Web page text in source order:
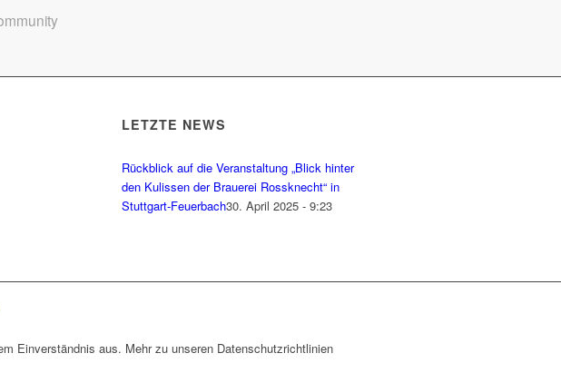
LETZTE NEWS
Rückblick auf die Veranstaltung „Blick hinter
den Kulissen der Brauerei Rossknecht“ in
Stuttgart-Feuerbach30. April 2025 - 9:23
Einverständnis aus. Mehr zu unseren Datenschutzrichtlinien